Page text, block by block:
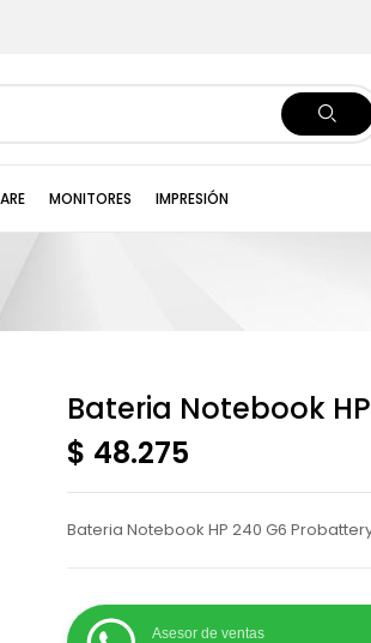
MONITORES IMPRESIÓN
Bateria Notebook
$ 48.275
Bateria Notebook HP 240 G6
Asesor de ventas